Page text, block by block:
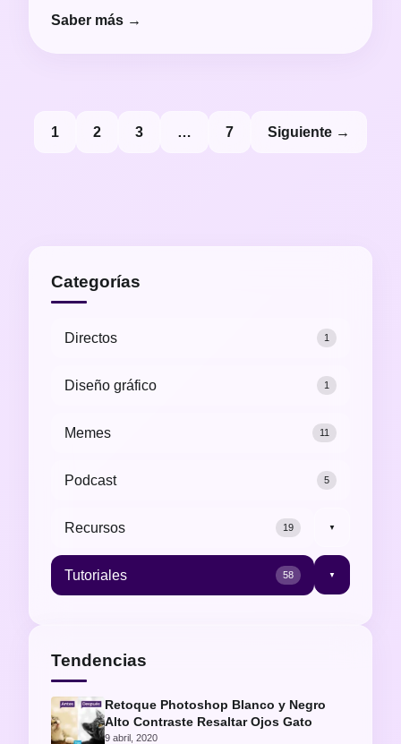
Saber más →
Paginación
1 2 3 … 7 Siguiente →
Categorías
Directos 1
Diseño gráfico 1
Memes 11
Podcast 5
Recursos 19 ▼
Tutoriales 58 ▼
Tendencias
Retoque Photoshop Blanco y Negro
Alto Contraste Resaltar Ojos Gato
9 abril, 2020